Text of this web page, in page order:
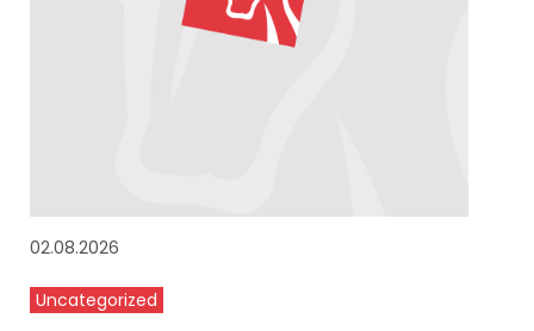
02.08.2026
Uncategorized